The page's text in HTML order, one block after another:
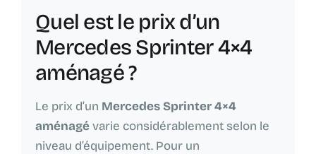
Quel est le prix d’un
Mercedes Sprinter 4×4
aménagé ?
Le prix d’un Mercedes Sprinter 4×4
aménagévarie considérablement selon le
niveau d’équipement. Pour un